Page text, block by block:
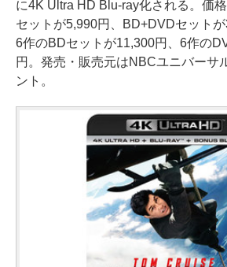
に4K Ultra HD Blu-ray化される。価
セットが5,990円、BD+DVDセット
6作のBDセットが11,300円、6作の
円。発売・販売元はNBCユニバーサ
ント。